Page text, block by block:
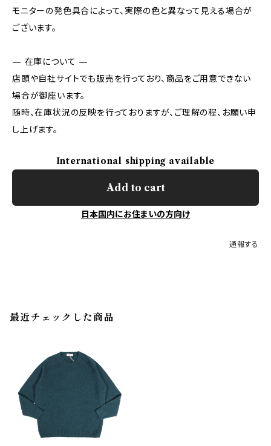
モニターの発色具合によって、実際の色と異なって見える場合が
ございます。
— 在庫について —
店頭や自社サイトでも販売を行っており、商品をご用意できない
場合が御座います。
随時、在庫状況の反映を行っておりますが、ご理解の程、お願い申
し上げます。
International shipping available
Add to cart
日本国内にお住まいの方向け
通報する
最近チェックした商品